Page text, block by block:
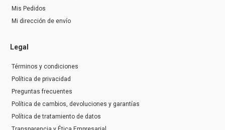
Mis Pedidos
Mi dirección de envío
Legal
Términos y condiciones
Política de privacidad
Preguntas frecuentes
Política de cambios, devoluciones y garantías
Política de tratamiento de datos